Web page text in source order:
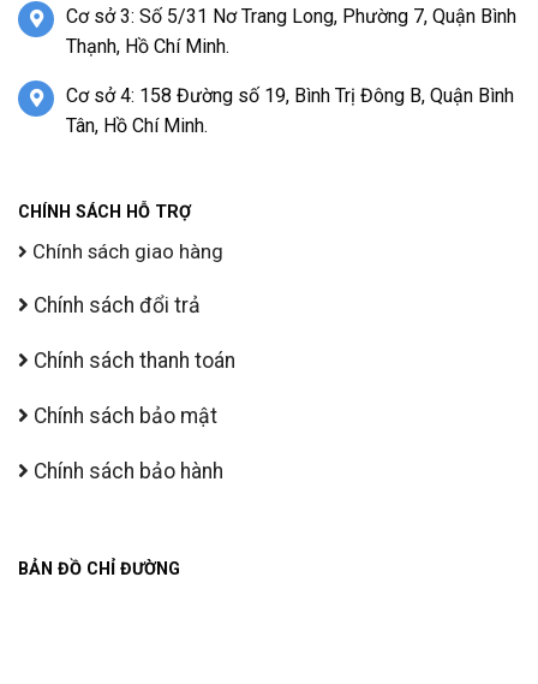
Cơ sở 3: Số 5/31 Nơ Trang Long, Phường 7, Quận Bình
Thạnh, Hồ Chí Minh.
Cơ sở 4: 158 Đường số 19, Bình Trị Đông B, Quận Bình
Tân, Hồ Chí Minh.
CHÍNH SÁCH HỖ TRỢ
Chính sách giao hàng
Chính sách đổi trả
Chính sách thanh toán
Chính sách bảo mật
Chính sách bảo hành
BẢN ĐỒ CHỈ ĐƯỜNG